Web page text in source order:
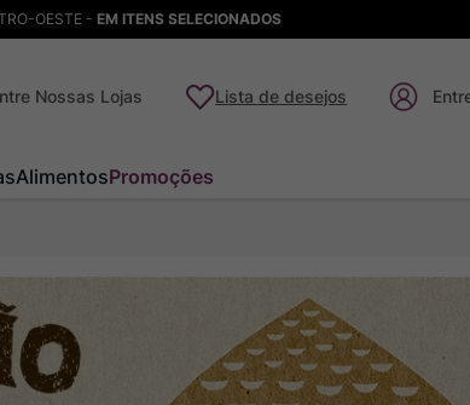
OESTE - EM ITENS SELECIONADOS
Nossas Lojas Lista de desejos
AlimentosPromoções